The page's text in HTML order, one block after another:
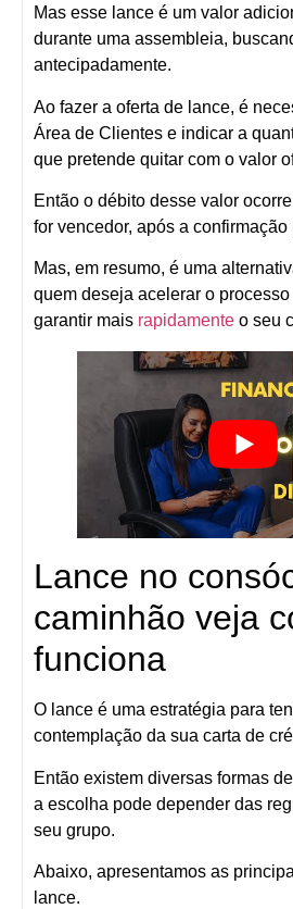
Mas esse lance é um valor
durante uma assembleia,
antecipadamente.
Ao fazer a oferta de lance, é
Área de Clientes e indicar a
que pretende quitar com o valor
Então o débito desse valor
for vencedor, após a
Mas, em resumo, é uma
quem deseja acelerar o
garantir mais rapidamente o seu
Lance no
caminhão veja
funciona
O lance é uma estratégia para
contemplação da sua carta de
Então existem diversas formas
a escolha pode depender das
seu grupo.
Abaixo, apresentamos as
lance.